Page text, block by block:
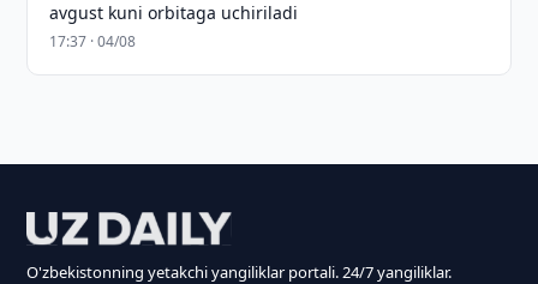
avgust kuni orbitaga uchiriladi
17:37 · 04/08
O'zbekistonning yetakchi yangiliklar portali. 24/7 yangiliklar.